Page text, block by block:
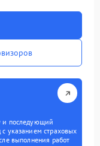
и последующий
с указанием страховых
выполнения работ